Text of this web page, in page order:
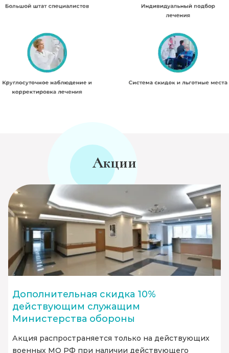
Акции
Дополнительная скидка 10%
действующим служащим
Министерства обороны
Акция распространяется только на действующих
военных МО РФ при наличии действующего